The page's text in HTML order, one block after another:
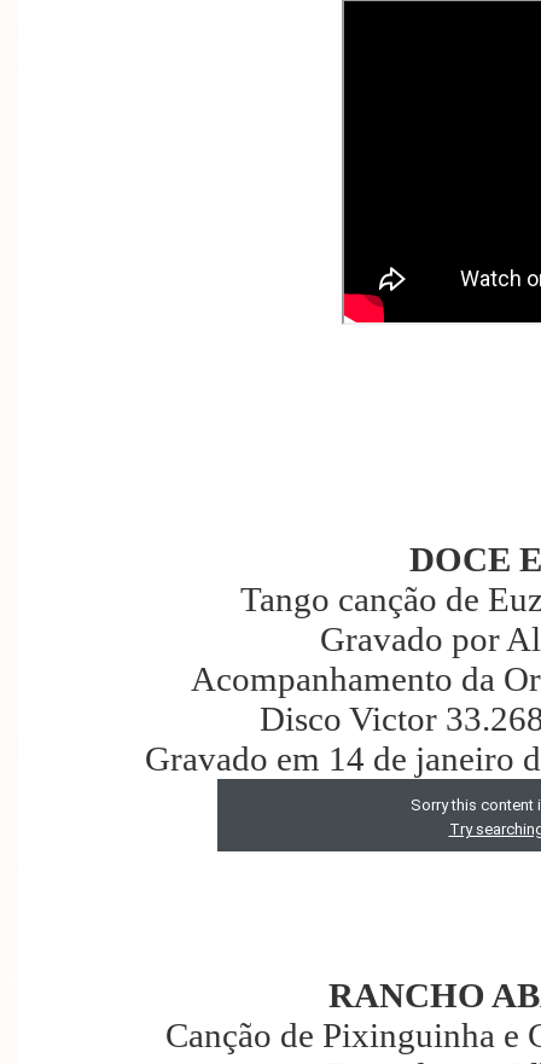
DOCE
Tango canção de
Gravado por
Acompanhamento da
Disco Victor
Gravado em 14 de janeiro
RANCHO
Canção de Pixinguinha e